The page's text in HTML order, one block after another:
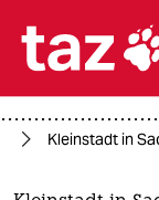

Kleinstadt in